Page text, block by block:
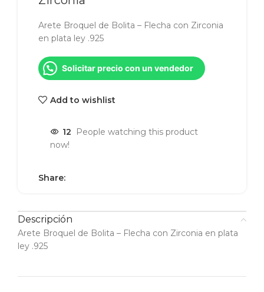
Arete Broquel de Bolita – Flecha con Zirconia
en plata ley .925
Solicitar precio con un vendedor
Add to wishlist
12
People watching this product
now!
Share:
Descripción
Arete Broquel de Bolita – Flecha con Zirconia en plata
ley .925